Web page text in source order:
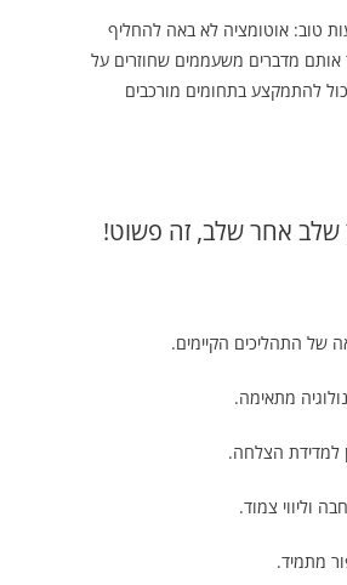
טוב: אוטומציה לא באה להחליף
מדברים משעממים שחוזרים על
להתמקצע בתחומים מורכבים
שלב אחר שלב, זה פשוט!